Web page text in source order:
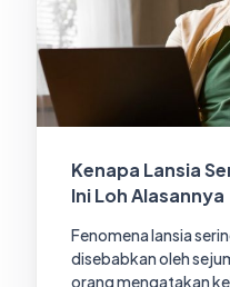
Kenapa Lansia
Ini Loh Alasannya
Fenomena lansia
disebabkan oleh
orang mengatakan